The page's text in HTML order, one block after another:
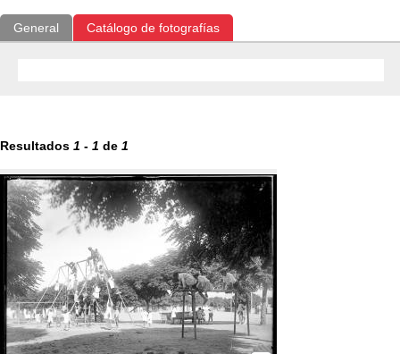
General Catálogo de fotografías
Resultados 1 - 1 de 1